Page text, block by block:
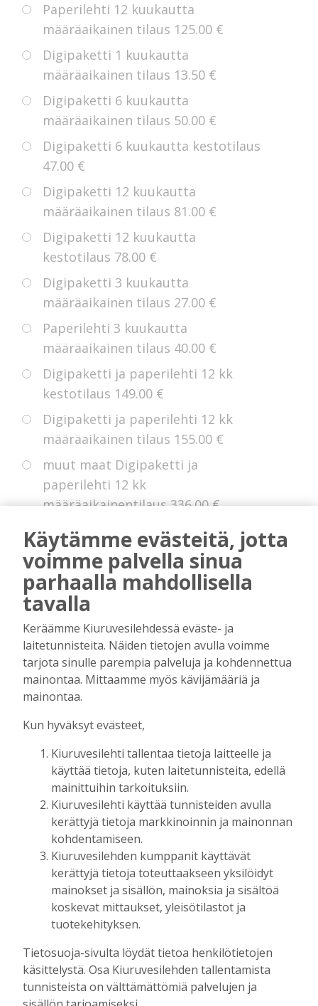
Paperilehti 12 kuukautta
määräaikainen tilaus 125.00 €
Digipaketti 1 kuukautta
määräaikainen tilaus 13.50 €
Digipaketti 6 kuukautta
määräaikainen tilaus 50.00 €
Digipaketti 6 kuukautta kestotilaus
47.00 €
Digipaketti 12 kuukautta
määräaikainen tilaus 81.00 €
Digipaketti 12 kuukautta
kestotilaus 78.00 €
Digipaketti 3 kuukautta
määräaikainen tilaus 27.00 €
Paperilehti 3 kuukautta
määräaikainen tilaus 40.00 €
Digipaketti ja paperilehti 12 kk
kestotilaus 149.00 €
Digipaketti ja paperilehti 12 kk
määräaikainen tilaus 155.00 €
muut maat Digipaketti ja
paperilehti 12 kk
määräaikainentilaus336.00 €
Eurooppa Digipaketti ja paperilehti
12 kk kestotilaus 225.00 €
ole ollut digitilausta voimassa edellisten 14
kuukauden aikana.
Tilausten sisältö
DigitilaussisältääKiuruvesilehti.fi
uutisvirran, uudet näköislehdet,
näköislehtien arkiston ja tulevaisuudessa
sähköpostiin lähetettävän uutiskirjeen.
Digitilaukseen kuuluva Kiuruvesi-lehden
näköislehtijulkaistaan tiistai-iltaisin klo 20
osoitteessa kiuruvesilehti.fi/nakoislehti.
Paperilehtitilaussisältää joka viikko
(paitsi vko 52) ilmestyvän paperilehden
julkaisemat erikois- ja liitelehdet.
Jos sinulla on kysymyksiä kansainvälisistä
Käytämme evästeitä, jotta
voimme palvella sinua
parhaalla mahdollisella
tavalla
Keräämme Kiuruvesilehdessä eväste- ja
laitetunnisteita. Näiden tietojen avulla voimme
tarjota sinulle parempia palveluja ja kohdennettua
mainontaa. Mittaamme myös kävijämääriä ja
mainontaa.
Kun hyväksyt evästeet,
Kiuruvesilehti tallentaa tietoja laitteelle ja
käyttää tietoja, kuten laitetunnisteita, edellä
mainittuihin tarkoituksiin.
Kiuruvesilehti käyttää tunnisteiden avulla
kerättyjä tietoja markkinoinnin ja mainonnan
kohdentamiseen.
Kiuruvesilehden kumppanit käyttävät
kerättyjä tietoja toteuttaakseen yksilöidyt
mainokset ja sisällön, mainoksia ja sisältöä
koskevat mittaukset, yleisötilastot ja
tuotekehityksen.
Tietosuoja-sivulta löydät tietoa henkilötietojen
käsittelystä. Osa Kiuruvesilehden tallentamista
tunnisteista on välttämättömiä palvelujen ja